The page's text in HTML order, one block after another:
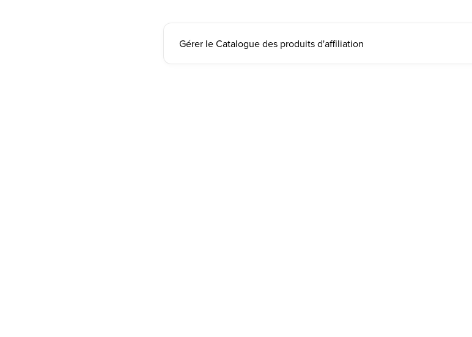
Gérer le Catalogue des produits d'affiliation